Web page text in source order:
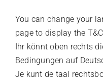
You can change your
page to display the
Ihr könnt oben rechts
Bedingungen auf
Je kunt de taal